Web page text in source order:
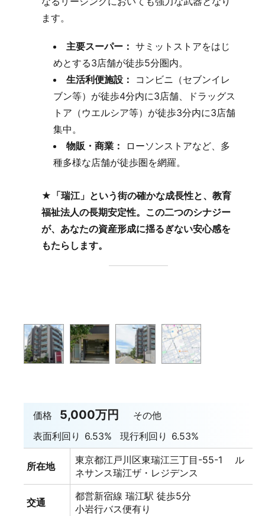
ます。
主要スーパー： サミットストアをはじ
めとする3店舗が徒歩5分圏内。
生活利便施設：
コンビニ（セブンイレ
ブン等）が徒歩4分内に3店舗、ドラッグス
トア（ウエルシア等）が徒歩3分内に3店舗
集中。
物販・商業：
ローソンストアなど、多
種多様な店舗が徒歩圏を網羅。
★ 「瑞江」という街の確かな成長性と、教育
福祉法人の長期安定性。この二つのシナジー
が、あなたの資産形成に揺るぎない安心感を
もたらします。
価格 5,000万円
その他
表面利回り 6.53% 現行利回り 6.53%
所在地
東京都江戸川区東瑞江三丁目-55-1 ル
ネサンス瑞江ザ・レジデンス
交通
都営新宿線 瑞江駅 徒歩5分
小岩行バス便有り